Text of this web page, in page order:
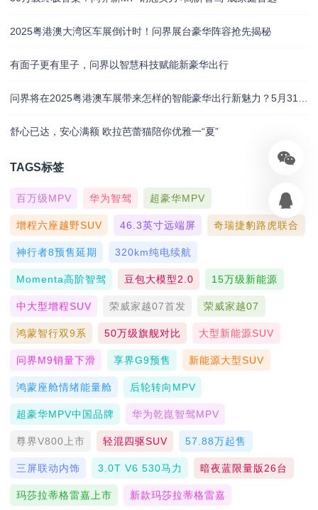
2025粤港澳大湾区车展倒计时！问界展台豪华阵容抢先揭秘
有面子更有里子，问界以智慧科技赋能新豪华出行
舒心已达，安心满额 欧拉芭蕾猫陪你优雅一“夏”
TAGS标签
百万级MPV 华为智驾 超豪华MPV
增程六座越野SUV 46.3英寸远端屏 奇瑞捷豹路虎联合
神行者8预售延期 320km纯电续航
Momenta高阶智驾 豆包大模型2.0 15万级新能源
中大型增程SUV 荣威家越07首发 荣威家越07
鸿蒙智行双9系 50万级旗舰对比 大型新能源SUV
问界M9销量下滑 享界G9预售 新能源大型SUV
鸿蒙座舱情绪能量舱 后轮转向MPV
超豪华MPV中国品牌 华为乾崑智驾MPV
尊界V800上市 轻混四驱SUV 57.88万起售
三屏联动内饰 3.0T V6 530马力 暗夜蓝限量版26台
玛莎拉蒂格雷嘉上市 新款玛莎拉蒂格雷嘉